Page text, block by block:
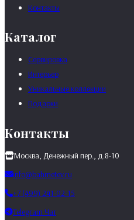
Контакты
Каталог
Сервировка
Интерьер
Уникальные коллекции
Подарки
Контакты
Москва, Денежный пер., д.8-10
info@bahmetev.ru
+7 (499) 241-02-15
Telegram Чат